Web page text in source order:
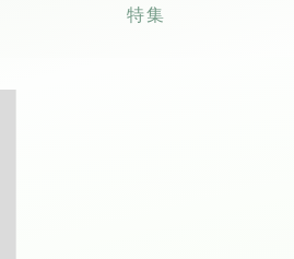
特集